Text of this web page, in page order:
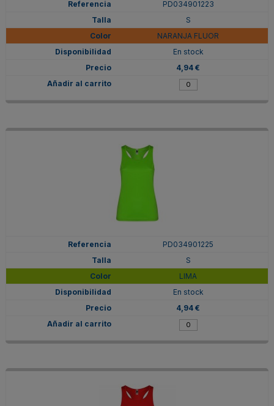
PD034901223
S
NARANJA FLUOR
En stock
4,94 €
PD034901225
S
LIMA
En stock
4,94 €